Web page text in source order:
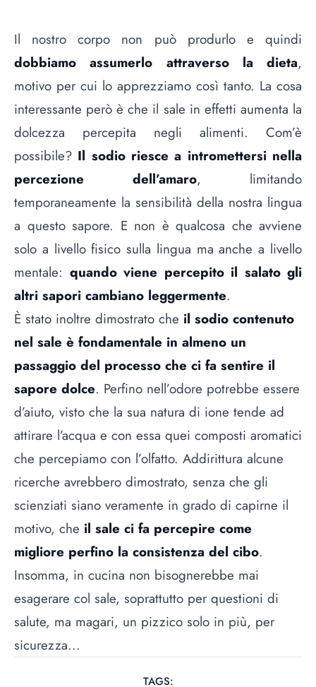
Il nostro corpo non può produrlo e quindi
dobbiamo assumerlo attraverso la dieta,
motivo per cui lo apprezziamo così tanto. La cosa
interessante però è che il sale in effetti aumenta la
dolcezza percepita negli alimenti. Com’è
possibile? Il sodio riesce a intromettersi nella
percezione dell’amaro, limitando
temporaneamente la sensibilità della nostra lingua
a questo sapore. E non è qualcosa che avviene
solo a livello fisico sulla lingua ma anche a livello
mentale: quando viene percepito il salato gli
altri sapori cambiano leggermente.
È stato inoltre dimostrato che il sodio contenuto
nel sale è fondamentale in almeno un
passaggio del processo che ci fa sentire il
sapore dolce. Perfino nell’odore potrebbe essere
d’aiuto, visto che la sua natura di ione tende ad
attirare l’acqua e con essa quei composti aromatici
che percepiamo con l’olfatto. Addirittura alcune
ricerche avrebbero dimostrato, senza che gli
scienziati siano veramente in grado di capirne il
motivo, che il sale ci fa percepire come
migliore perfino la consistenza del cibo.
Insomma, in cucina non bisognerebbe mai
esagerare col sale, soprattutto per questioni di
salute, ma magari, un pizzico solo in più, per
sicurezza...
TAGS: